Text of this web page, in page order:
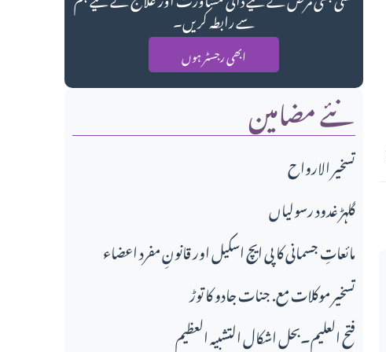
سے رابطہ کریں۔
ابھی رجسٹر ہوں
نئے مضامین
تسخير الارواح
گلہڑ غدود رسولیاں
مائعاتِ جسمانی کا پی ایچ اسکیل اور قانونِ مفرد اعضاء
تسخیر موکلات مع. جنات جادو کا توڑ
فتح العلیم۔بحل اشکال التشبیہ العظیم